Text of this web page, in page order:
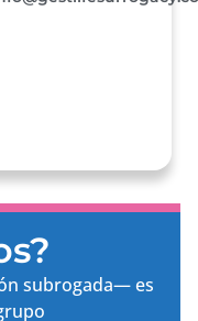
subrogada— es